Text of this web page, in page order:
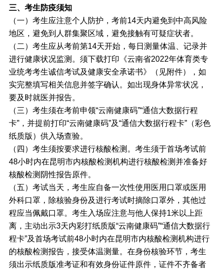
三、考生防疫须知
（一）考生应注意个人防护，考前14天内避免到中高风险
地区，避免到人群集聚区域，避免接触有可疑症状者。
（二）考生应从考前第14天开始，每日测量体温、记录并
进行健康状况监测。须下载打印《云南省2022年体育类专
业统考考生诚信考试及健康安全承诺书》（见附件），如
实完整填写相关信息并签字确认。如出现身体异常状况，
要及时就医并报告。
（三）考生须在考前申领“云南健康码”“通信大数据行程
卡”，并提前打印“云南健康码”及“通信大数据行程卡”（彩色
纸质版）供入场查验。
（四）考生须按要求进行核酸检测。考生须于首场考试前
48小时内在昆明市内核酸检测机构进行核酸检测并准备好
核酸检测阴性报告原件。
（五）考试当天，考生应自备一次性使用医用口罩或医用
外科口罩，除核验身份及进行考试时摘除口罩外，其他过
程应当佩戴口罩。考生入场应注意与他人保持1米以上距
离，主动出示3天内彩打纸质版“云南健康码”“通信大数据行
程卡”及首场考试前48小时内在昆明市内核酸检测机构进行
的核酸检测报告，接受体温测量。在身份核验环节，考生
须出示纸质版准考证和有效身份证件原件，证件不齐备者